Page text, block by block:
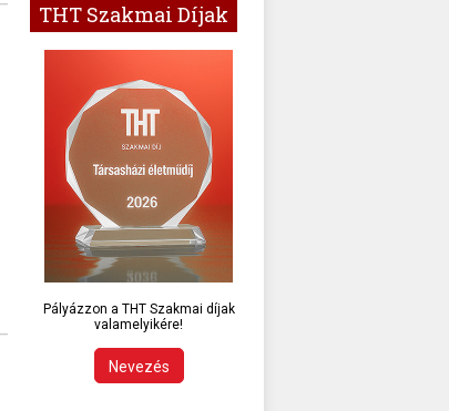
THT Szakmai Díjak
Pályázzon a THT Szakmai díjak
valamelyikére!
Nevezés